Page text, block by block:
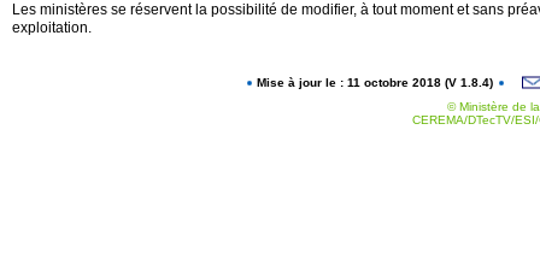
Les ministères se réservent la possibilité de modifier, à tout moment et sans
exploitation.
Mise à jour le : 11 octobre 2018 (V 1.8.4)
© Ministère de
CEREMA/DTecTV/